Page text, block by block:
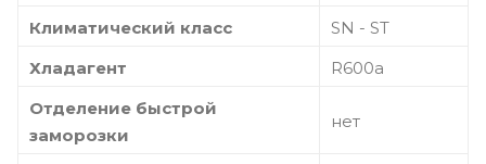
Климатический класс
SN - ST
Хладагент
R600a
Отделение быстрой
заморозки
нет